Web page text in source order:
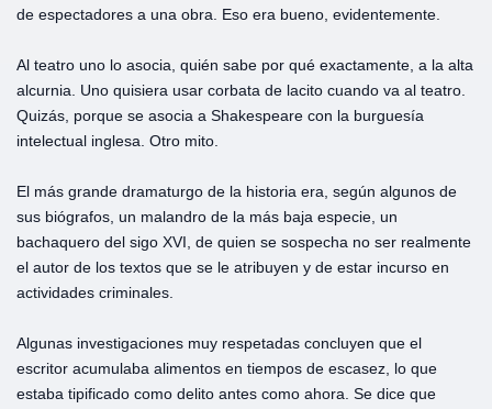
de espectadores a una obra. Eso era bueno, evidentemente.
Al teatro uno lo asocia, quién sabe por qué exactamente, a la alta
alcurnia. Uno quisiera usar corbata de lacito cuando va al teatro.
Quizás, porque se asocia a Shakespeare con la burguesía
intelectual inglesa. Otro mito.
El más grande dramaturgo de la historia era, según algunos de
sus biógrafos, un malandro de la más baja especie, un
bachaquero del sigo XVI, de quien se sospecha no ser realmente
el autor de los textos que se le atribuyen y de estar incurso en
actividades criminales.
Algunas investigaciones muy respetadas concluyen que el
escritor acumulaba alimentos en tiempos de escasez, lo que
estaba tipificado como delito antes como ahora. Se dice que